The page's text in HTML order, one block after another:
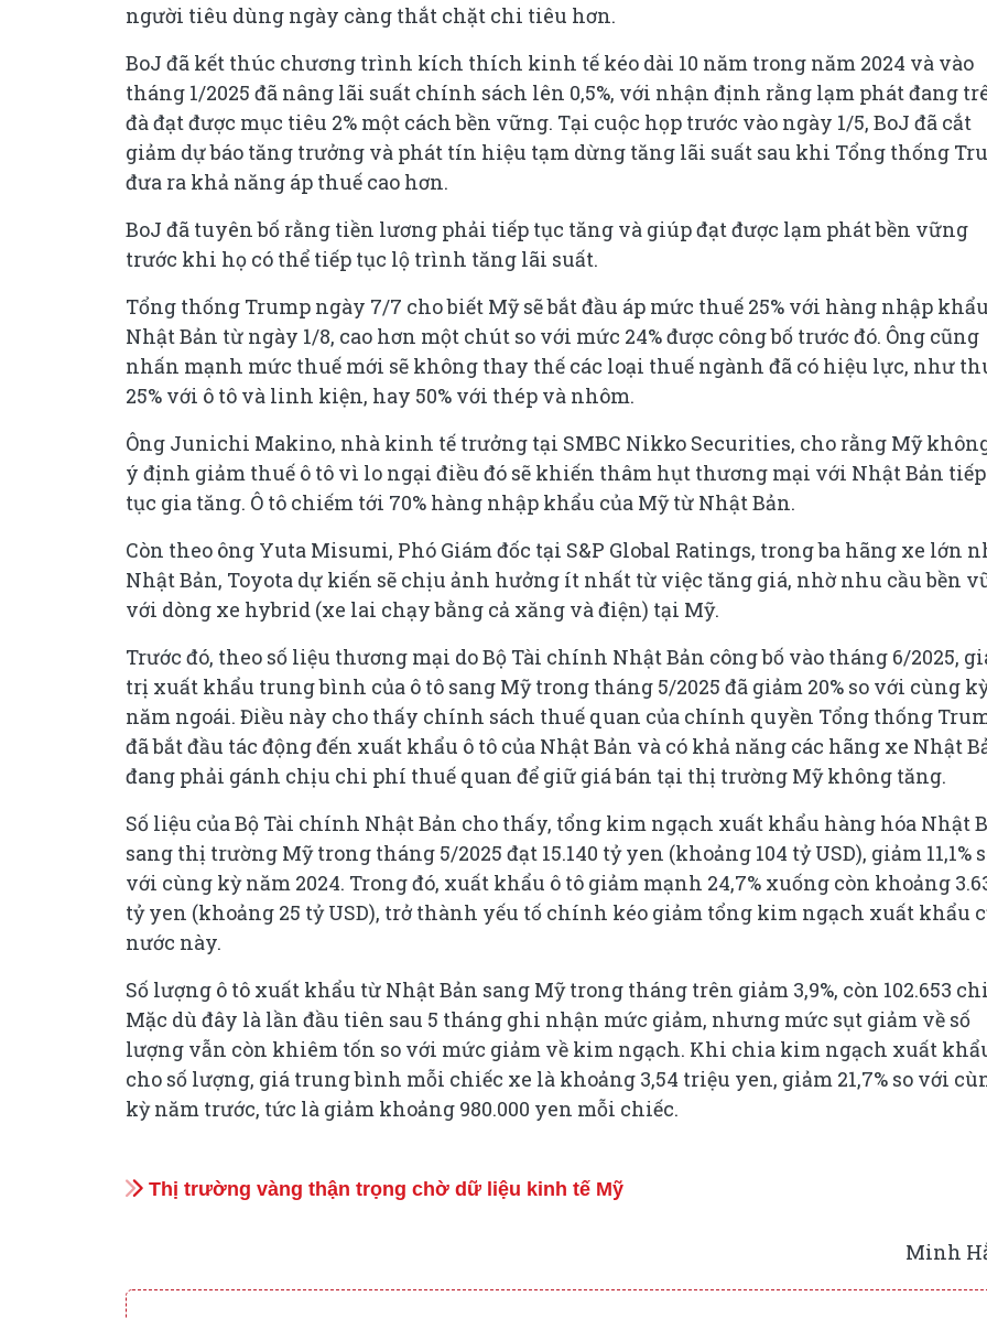
người tiêu dùng ngày càng thắt chặt chi tiêu hơn.
BoJ đã kết thúc chương trình kích thích kinh tế kéo dài 10 năm trong năm 2024 và vào
tháng 1/2025 đã nâng lãi suất chính sách lên 0,5%, với nhận định rằng lạm phát đang
đà đạt được mục tiêu 2% một cách bền vững. Tại cuộc họp trước vào ngày 1/5, BoJ đã cắt
giảm dự báo tăng trưởng và phát tín hiệu tạm dừng tăng lãi suất sau khi Tổng thống
đưa ra khả năng áp thuế cao hơn.
BoJ đã tuyên bố rằng tiền lương phải tiếp tục tăng và giúp đạt được lạm phát bền vững
trước khi họ có thể tiếp tục lộ trình tăng lãi suất.
Tổng thống Trump ngày 7/7 cho biết Mỹ sẽ bắt đầu áp mức thuế 25% với hàng nhập
Nhật Bản từ ngày 1/8, cao hơn một chút so với mức 24% được công bố trước đó. Ông cũng
nhấn mạnh mức thuế mới sẽ không thay thế các loại thuế ngành đã có hiệu lực, như
25% với ô tô và linh kiện, hay 50% với thép và nhôm.
Ông Junichi Makino, nhà kinh tế trưởng tại SMBC Nikko Securities, cho rằng Mỹ
ý định giảm thuế ô tô vì lo ngại điều đó sẽ khiến thâm hụt thương mại với Nhật Bản tiếp
tục gia tăng. Ô tô chiếm tới 70% hàng nhập khẩu của Mỹ từ Nhật Bản.
Còn theo ông Yuta Misumi, Phó Giám đốc tại S&P Global Ratings, trong ba hãng xe lớn
Nhật Bản, Toyota dự kiến sẽ chịu ảnh hưởng ít nhất từ việc tăng giá, nhờ nhu cầu bền
với dòng xe hybrid (xe lai chạy bằng cả xăng và điện) tại Mỹ.
Trước đó, theo số liệu thương mại do Bộ Tài chính Nhật Bản công bố vào tháng 6/2025,
trị xuất khẩu trung bình của ô tô sang Mỹ trong tháng 5/2025 đã giảm 20% so với cùng
năm ngoái. Điều này cho thấy chính sách thuế quan của chính quyền Tổng thống
đã bắt đầu tác động đến xuất khẩu ô tô của Nhật Bản và có khả năng các hãng xe Nhật
đang phải gánh chịu chi phí thuế quan để giữ giá bán tại thị trường Mỹ không tăng.
Số liệu của Bộ Tài chính Nhật Bản cho thấy, tổng kim ngạch xuất khẩu hàng hóa Nhật
sang thị trường Mỹ trong tháng 5/2025 đạt 15.140 tỷ yen (khoảng 104 tỷ USD), giảm 11,1%
với cùng kỳ năm 2024. Trong đó, xuất khẩu ô tô giảm mạnh 24,7% xuống còn khoảng
tỷ yen (khoảng 25 tỷ USD), trở thành yếu tố chính kéo giảm tổng kim ngạch xuất khẩu
nước này.
Số lượng ô tô xuất khẩu từ Nhật Bản sang Mỹ trong tháng trên giảm 3,9%, còn 102.653
Mặc dù đây là lần đầu tiên sau 5 tháng ghi nhận mức giảm, nhưng mức sụt giảm về số
lượng vẫn còn khiêm tốn so với mức giảm về kim ngạch. Khi chia kim ngạch xuất
cho số lượng, giá trung bình mỗi chiếc xe là khoảng 3,54 triệu yen, giảm 21,7% so với
kỳ năm trước, tức là giảm khoảng 980.000 yen mỗi chiếc.
Thị trường vàng thận trọng chờ dữ liệu kinh tế Mỹ
Minh